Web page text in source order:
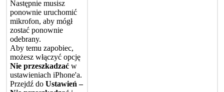
Następnie musisz
ponownie uruchomić
mikrofon, aby mógł
zostać ponownie
odebrany.
Aby temu zapobiec,
możesz włączyć opcję
Nie przeszkadzać w
ustawieniach iPhone'a.
Przejdź do Ustawień –